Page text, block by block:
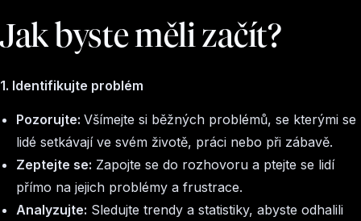
Jak byste měli začít?
1. Identifikujte problém
Pozorujte: Všímejte si běžných problémů, se kterými se
lidé setkávají ve svém životě, práci nebo při zábavě.
Zeptejte se: Zapojte se do rozhovoru a ptejte se lidí
přímo na jejich problémy a frustrace.
Analyzujte: Sledujte trendy a statistiky, abyste odhalili